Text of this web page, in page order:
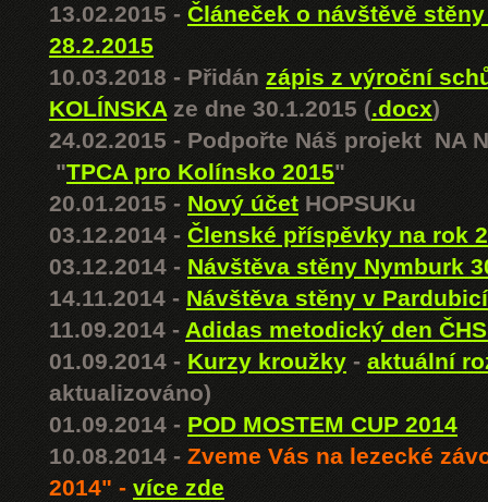
13.02.2015 - Článeček o návštěvě
28.2.2015
10.03.2018 - Přidán zápis z výroční
KOLÍNSKAze dne 30.1.2015 (.docx)
24.02.2015 - Podpořte Náš projekt NA
"TPCA pro Kolínsko 2015"
20.01.2015 - Nový účet HOPSUKu
03.12.2014 - Členské příspěvky na rok
03.12.2014 - Návštěva stěny Nymburk
14.11.2014 - Návštěva stěny v
11.09.2014 - Adidas metodický den
01.09.2014 - Kurzy kroužky - aktuální
aktualizováno)
01.09.2014 - POD MOSTEM CUP 2014
10.08.2014 - Zveme Vás na lezecké
2014" - více zde